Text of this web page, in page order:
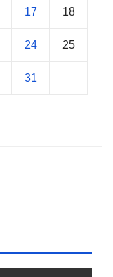
17 18
24 25
31